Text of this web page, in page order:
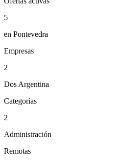
5
en Pontevedra
Empresas
2
Dos Argentina
Categorías
2
Administración
Remotas